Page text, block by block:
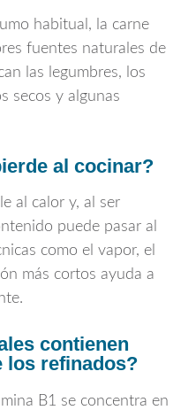
habitual, la carne
fuentes naturales de
las legumbres, los
secos y algunas
al cocinar?
al calor y, al ser
puede pasar al
como el vapor, el
más cortos ayuda a
contienen
los refinados?
B1 se concentra en